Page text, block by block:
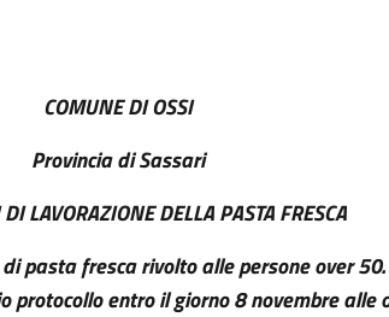
COMUNE DI OSSI
Provincia di Sassari
LAVORAZIONE DELLA PASTA FRESCA
pasta fresca rivolto alle persone over
protocollo entro il giorno 8 novembre alle